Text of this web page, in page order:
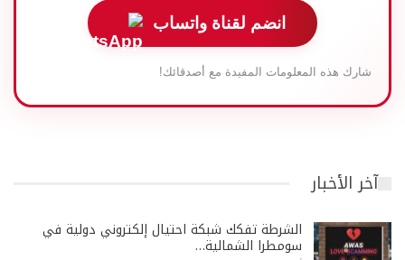
انضم لقناة واتساب
شارك هذه المعلومات المفيدة مع أصدقائك!
آخر الأخبار
الشرطة تفكك شبكة احتيال إلكتروني دولية في
سومطرا الشمالية…